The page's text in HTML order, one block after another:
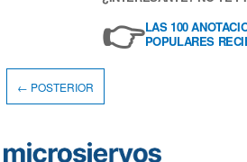
👉LAS 100
POPULARES
← POSTERIOR